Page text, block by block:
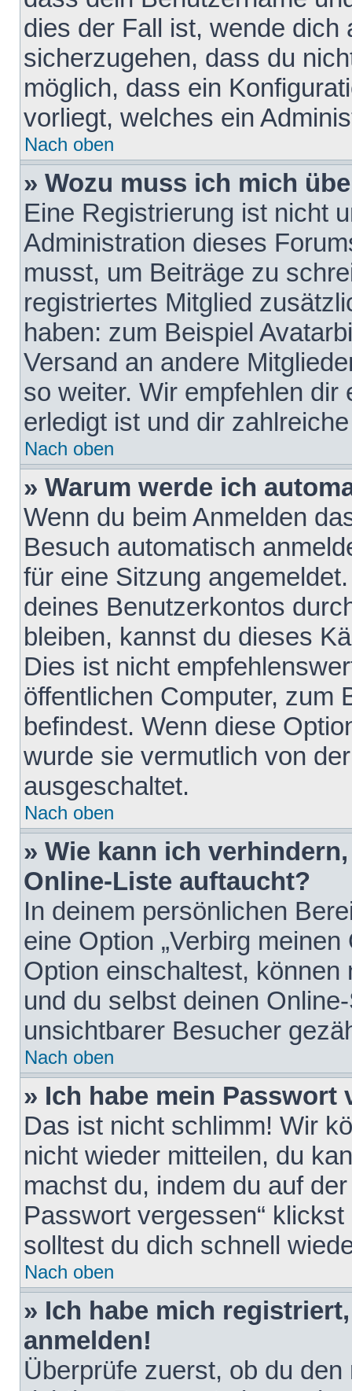
dies der Fall ist, wende dich
sicherzugehen, dass du
möglich, dass ein
vorliegt, welches ein
Nach oben
» Wozu muss ich mich
Eine Registrierung ist nicht
Administration dieses
musst, um Beiträge zu
registriertes Mitglied
haben: zum Beispiel
Versand an andere
so weiter. Wir empfehlen
erledigt ist und dir
Nach oben
» Warum werde ich
Wenn du beim Anmelden
Besuch automatisch
für eine Sitzung
deines Benutzerkontos
bleiben, kannst du dieses
Dies ist nicht
öffentlichen Computer, zum
befindest. Wenn diese
wurde sie vermutlich von
ausgeschaltet.
Nach oben
» Wie kann ich
Online-Liste auftaucht?
In deinem persönlichen
eine Option „Verbirg
Option einschaltest,
und du selbst deinen
unsichtbarer Besucher
Nach oben
» Ich habe mein Passwort
Das ist nicht schlimm! Wir
nicht wieder mitteilen, du
machst du, indem du auf
Passwort vergessen“
solltest du dich schnell
Nach oben
» Ich habe mich
anmelden!
Überprüfe zuerst, ob du